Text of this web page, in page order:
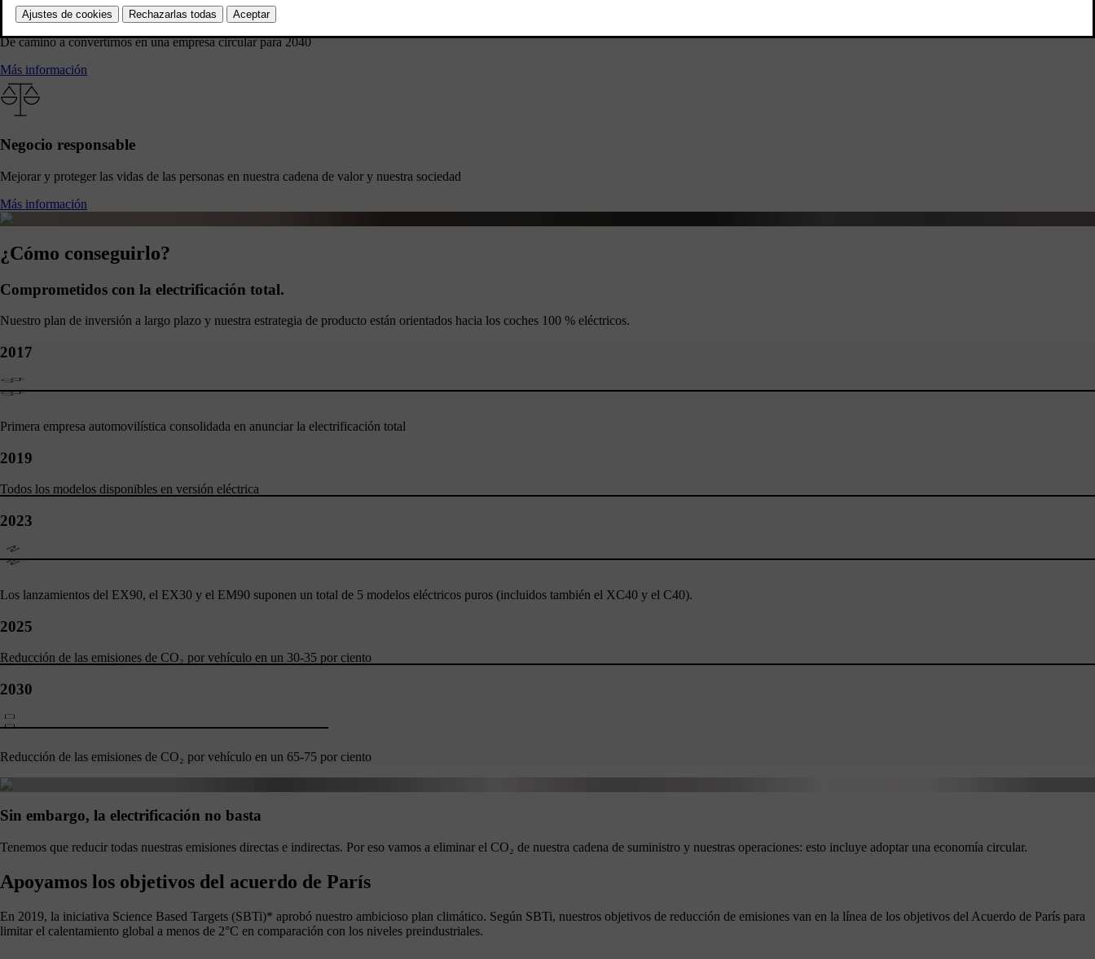
Economía circular
De camino a convertirnos en una empresa circular para 2040
Más información
Negocio responsable
Mejorar y proteger las vidas de las personas en nuestra cadena de valor y nuestra sociedad
Más información
¿Cómo conseguirlo?
Comprometidos con la electrificación total.
Nuestro plan de inversión a largo plazo y nuestra estrategia de producto están orientados hacia los coches 100 % eléctricos.
2017
Primera empresa automovilística consolidada en anunciar la electrificación total
2019
Todos los modelos disponibles en versión eléctrica
2023
Los lanzamientos del EX90, el EX30 y el EM90 suponen un total de 5 modelos eléctricos puros (incluidos también el XC40 y el C40).
2025
Reducción de las emisiones de CO₂ por vehículo en un 30-35 por ciento​
2030
Reducción de las emisiones de CO₂ por vehículo en un 65-75 por ciento
Sin embargo, la electrificación no basta
Tenemos que reducir todas nuestras emisiones directas e indirectas. Por eso vamos a eliminar el CO₂ de nuestra cadena de suministro y nuestras operaciones: esto incluye adoptar una economía circular.
Apoyamos los objetivos del acuerdo de París
En 2019, la iniciativa Science Based Targets (SBTi)* aprobó nuestro ambicioso plan climático. Según SBTi, nuestros objetivos de reducción de emisiones van en la línea de los objetivos del Acuerdo de París para
limitar el calentamiento global a menos de 2°C en comparación con los niveles preindustriales.